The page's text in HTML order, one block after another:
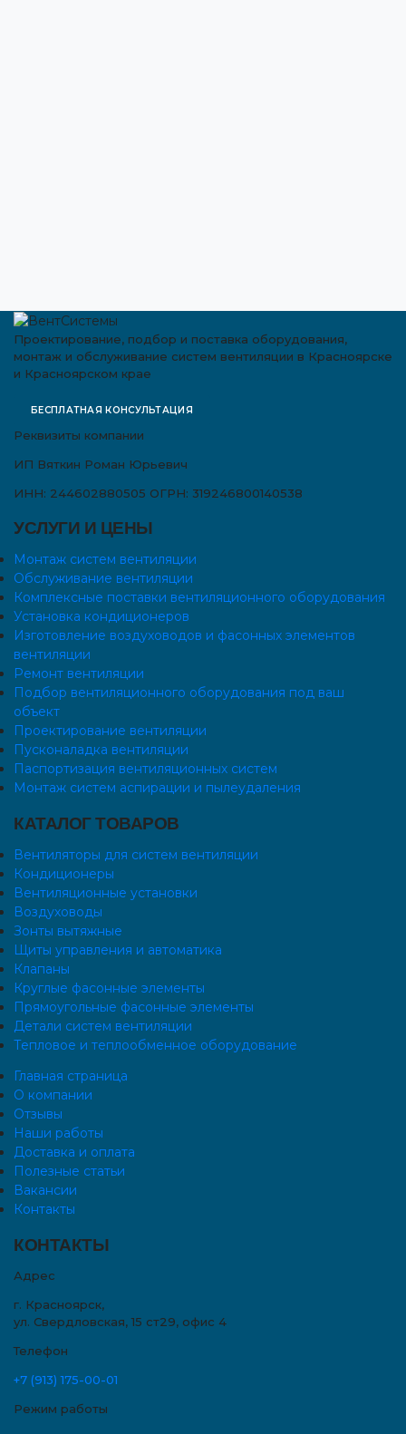
Проектирование, подбор и поставка оборудования,
монтаж и обслуживание систем вентиляции в Красноярске
и Красноярском крае
БЕСПЛАТНАЯ КОНСУЛЬТАЦИЯ
Реквизиты компании
ИП Вяткин Роман Юрьевич
ИНН: 244602880505 ОГРН: 319246800140538
УСЛУГИ И ЦЕНЫ
Монтаж систем вентиляции
Обслуживание вентиляции
Комплексные поставки вентиляционного оборудования
Установка кондиционеров
Изготовление воздуховодов и фасонных элементов
вентиляции
Ремонт вентиляции
Подбор вентиляционного оборудования под ваш
объект
Проектирование вентиляции
Пусконаладка вентиляции
Паспортизация вентиляционных систем
Монтаж систем аспирации и пылеудаления
КАТАЛОГ ТОВАРОВ
Вентиляторы для систем вентиляции
Кондиционеры
Вентиляционные установки
Воздуховоды
Зонты вытяжные
Щиты управления и автоматика
Клапаны
Круглые фасонные элементы
Прямоугольные фасонные элементы
Детали систем вентиляции
Тепловое и теплообменное оборудование
Главная страница
О компании
Отзывы
Наши работы
Доставка и оплата
Полезные статьи
Вакансии
Контакты
КОНТАКТЫ
Адрес
г. Красноярск,
ул. Свердловская, 15 ст29, офис 4
Телефон
+7 (913) 175-00-01
Режим работы